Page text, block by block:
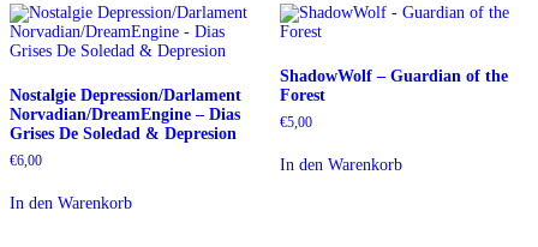
Nostalgie Depression/Darlament
Norvadian/DreamEngine – Dias
Grises De Soledad & Depresion
€6,00
In den Warenkorb
ShadowWolf – Guardian of the
Forest
€5,00
In den Warenkorb